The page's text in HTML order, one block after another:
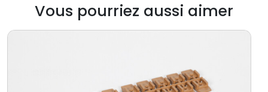
Vous pourriez aussi aimer